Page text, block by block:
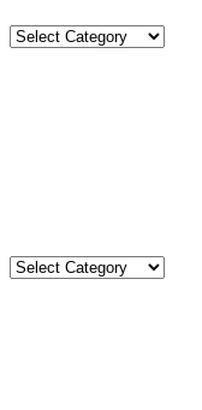
Categories
Kategori